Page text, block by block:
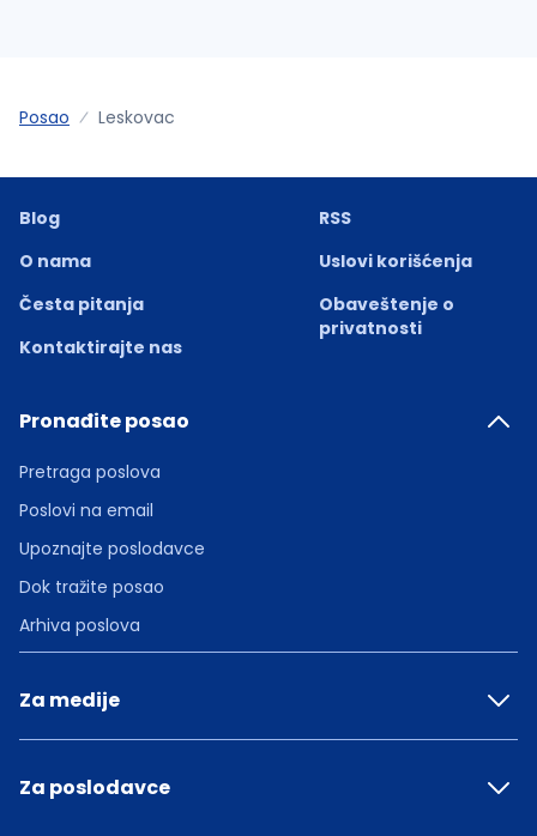
Posao Leskovac
Blog
O nama
Česta pitanja
Kontaktirajte nas
RSS
Uslovi korišćenja
Obaveštenje o
privatnosti
Pronađite posao
Pretraga poslova
Poslovi na email
Upoznajte poslodavce
Dok tražite posao
Arhiva poslova
Za medije
Za poslodavce